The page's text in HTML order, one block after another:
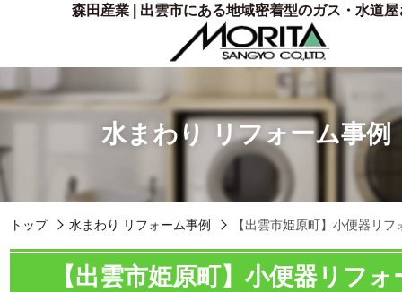
森田産業 | 出雲市にある地域密着型のガス・水道屋
水まわり リフォーム事例
トップ 水まわり リフォーム事例 【出雲市姫原町】小便器リフ
【出雲市姫原町】小便器リフォ